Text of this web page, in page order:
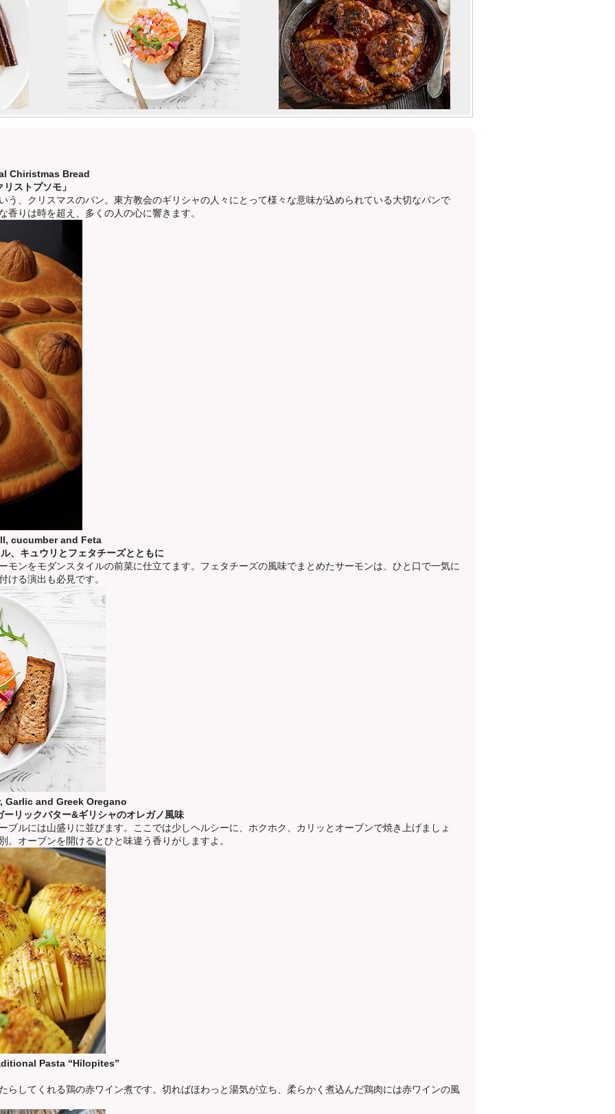
Chiristmas Bread
ストプソモ」
う、クリスマスのパン。東方教会のギリシャの人々にとって様々な意味が込められている大切なパンで
香りは時を超え、多くの人の心に響きます。
cucumber and Feta
、キュウリとフェタチーズとともに
モンをモダンスタイルの前菜に仕立てます。フェタチーズの風味でまとめたサーモンは、ひと口で一気に
ける演出も必見です。
and Greek Oregano
リックバター&ギリシャのオレガノ風味
ブルには山盛りに並びます。ここでは少しヘルシーに、ホクホク、カリッとオーブンで焼き上げましょ
。オーブンを開けるとひと味違う香りがしますよ。
Pasta “Hilopites”
らしてくれる鶏の赤ワイン煮です。切ればほわっと湯気が立ち、柔らかく煮込んだ鶏肉には赤ワインの風